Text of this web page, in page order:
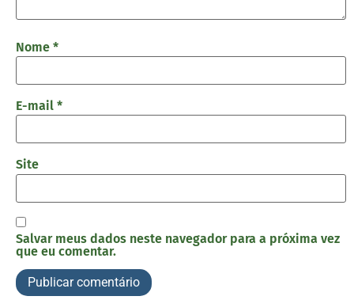
Nome *
E-mail *
Site
Salvar meus dados neste navegador para a próxima vez
que eu comentar.